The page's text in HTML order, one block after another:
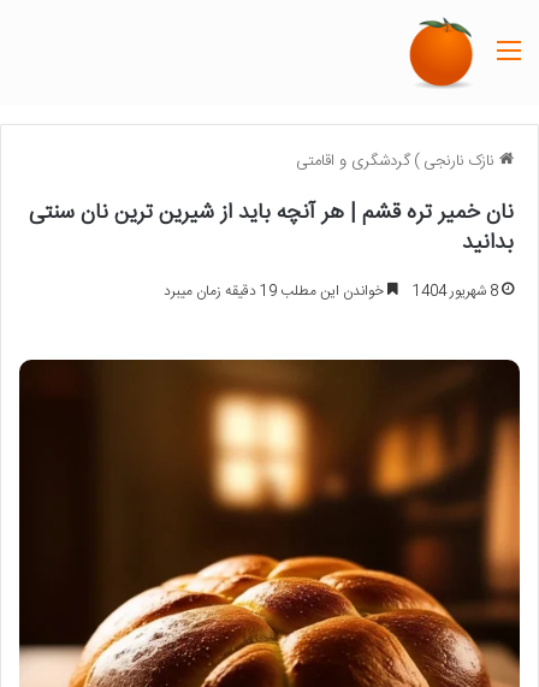
نازک نارنجی)گردشگری و اقامتی
نان خمیر تره قشم | هر آنچه باید از شیرین ترین نان سنتی
بدانید
8 شهریور 1404 خواندن این مطلب 19 دقیقه زمان میبرد